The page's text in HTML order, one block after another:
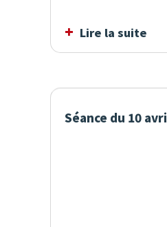
Lire la suite
Séance du 10